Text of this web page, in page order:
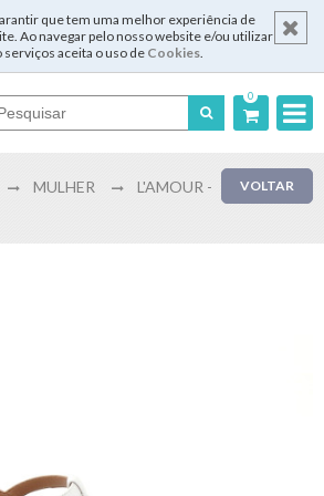
que tem uma melhor experiência de
Ao navegar pelo nosso website e/ou utilizar
serviços aceita o uso de Cookies.
0
English VOLTAR
MULHER
L'AMOUR -